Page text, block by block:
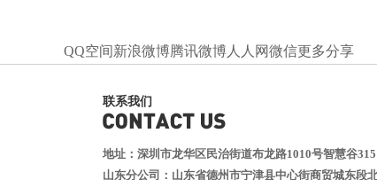
QQ空间新浪微博腾讯微博 人人网微信更多分享
联系我们
地址：深圳市龙华区民治街道布龙路1010号智慧谷315
山东分公司：山东省德州市宁津县中心街商贸城东段